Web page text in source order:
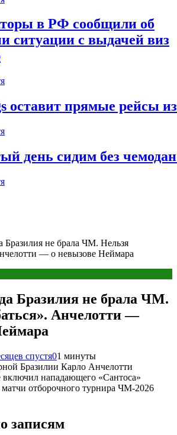
в РФ сообщили об
ситуации с выдачей виз
оставит прямые рейсы
день сидим без
Бразилия не брала ЧМ. Нельзя
— о невызове Неймара
Бразилия не брала ЧМ.
Анчелотти —
спустя01 минуты
Бразилии Карло Анчелотти
включил нападающего «Сантоса»
отборочного турнира ЧМ‑2026
записям